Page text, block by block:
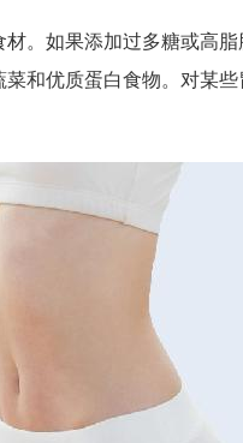
。如果添加过多糖或高
和优质蛋白食物。对某